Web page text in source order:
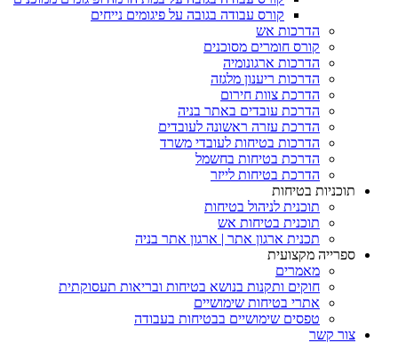
קורס עבודה בגובה על פיגומים נייחים
הדרכות אש
קורס חומרים מסוכנים
הדרכות ארגונומיה
הדרכות ריענון מלגזה
הדרכת צוות חירום
הדרכת עובדים באתר בניה
הדרכת עזרה ראשונה לעובדים
הדרכות בטיחות לעובדי משרד
הדרכת בטיחות בחשמל
הדרכת בטיחות לייזר
תוכניות בטיחות
תוכנית לניהול בטיחות
תוכנית בטיחות אש
תכנית ארגון אתר | ארגון אתר בניה
ספרייה מקצועית
מאמרים
חוקים ותקנות בנושא בטיחות ובריאות תעסוקתית
אתרי בטיחות שימושיים
טפסים שימושיים בבטיחות בעבודה
צור קשר